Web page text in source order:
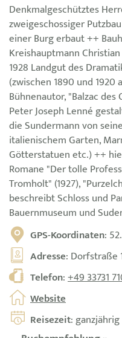
Denkmalgeschütztes
zweigeschossiger
einer Burg erbaut ++
Kreishauptmann
1928 Landgut des
(zwischen 1890 und
Bühnenautor, "Balzac
Peter Joseph Lenné
die Sundermann von
italienischem Garten,
Götterstatuen etc.) ++
Romane "Der tolle
Tromholt" (1927),
beschreibt Schloss und
Bauernmuseum und
GPS-Koordinaten:
Adresse: Dorfstraße
Telefon:+49 33731
Website
Reisezeit: ganzjährig